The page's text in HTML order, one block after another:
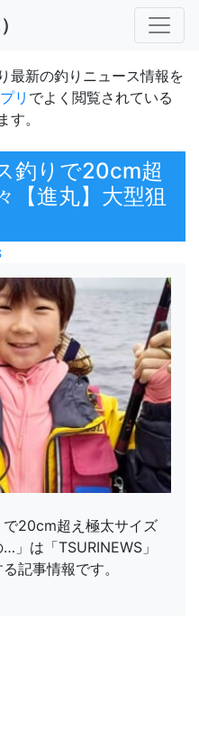
最新の釣りニュース情報を
リ でよく閲覧されている
。
釣りで20cm超
【進丸】大型狙
で20cm超え極太サイズ
」は「TSURINEWS」
記事情報です。